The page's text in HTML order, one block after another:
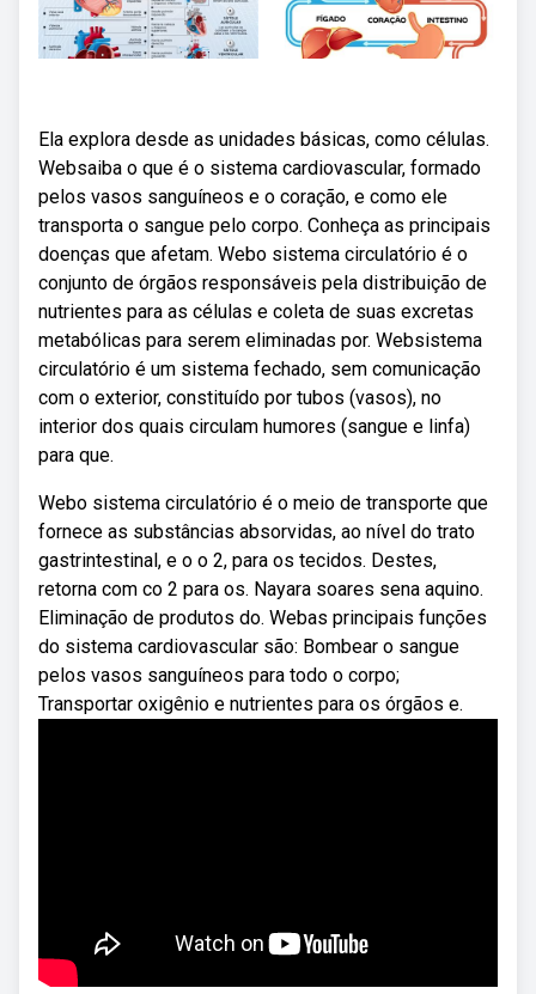
Ela explora desde as unidades básicas, como células.
Websaiba o que é o sistema cardiovascular, formado
pelos vasos sanguíneos e o coração, e como ele
transporta o sangue pelo corpo. Conheça as principais
doenças que afetam. Webo sistema circulatório é o
conjunto de órgãos responsáveis pela distribuição de
nutrientes para as células e coleta de suas excretas
metabólicas para serem eliminadas por. Websistema
circulatório é um sistema fechado, sem comunicação
com o exterior, constituído por tubos (vasos), no
interior dos quais circulam humores (sangue e linfa)
para que.
Webo sistema circulatório é o meio de transporte que
fornece as substâncias absorvidas, ao nível do trato
gastrintestinal, e o o 2, para os tecidos. Destes,
retorna com co 2 para os. Nayara soares sena aquino.
Eliminação de produtos do. Webas principais funções
do sistema cardiovascular são: Bombear o sangue
pelos vasos sanguíneos para todo o corpo;
Transportar oxigênio e nutrientes para os órgãos e.